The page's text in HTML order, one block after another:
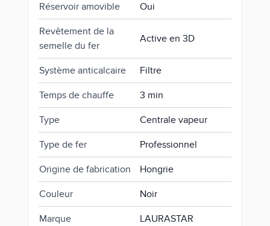
Réservoir amovible Oui
Revêtement de la
semelle du fer
Active en 3D
Système anticalcaire Filtre
Temps de chauffe 3 min
Type Centrale vapeur
Type de fer Professionnel
Origine de fabrication Hongrie
Couleur Noir
Marque LAURASTAR